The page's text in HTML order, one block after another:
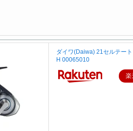
ダイワ(Daiwa) 21セルテー
H 00065010
楽